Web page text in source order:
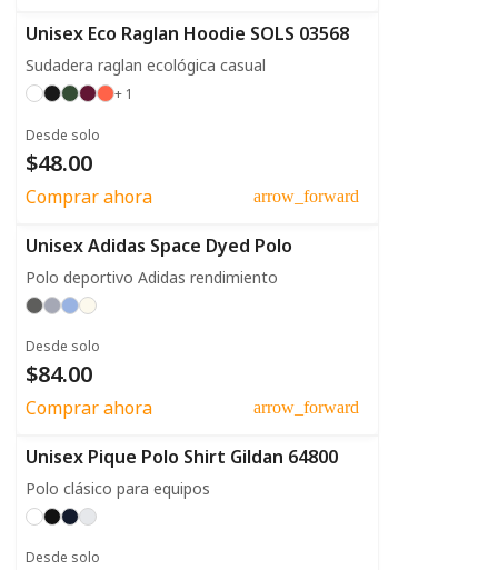
Unisex Eco Raglan Hoodie SOLS 03568
Sudadera raglan ecológica casual
+ 1
Desde solo
$48.00
Comprar ahora arrow_forward
Unisex Adidas Space Dyed Polo
Polo deportivo Adidas rendimiento
Desde solo
$84.00
Comprar ahora arrow_forward
Unisex Pique Polo Shirt Gildan 64800
Polo clásico para equipos
Desde solo